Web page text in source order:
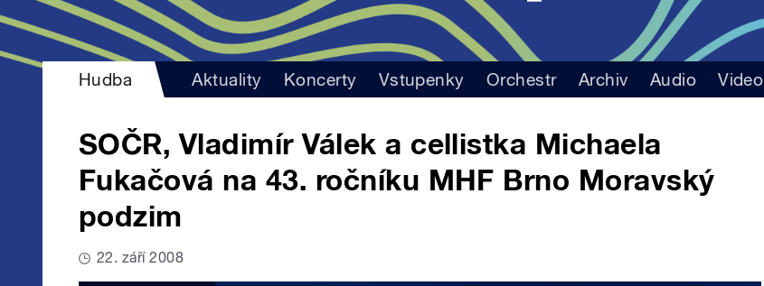
Hudba Aktuality Koncerty Vstupenky Orchestr Archiv Audio Video
SOČR, Vladimír Válek a cellistka Michaela
Fukačová na 43. ročníku MHF Brno Moravský
podzim
22. září 2008